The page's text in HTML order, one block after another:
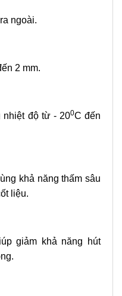
ngoài.
2 mm.
nhiệt độ từ - 200C đến
khả năng thấm sâu
liệu.
giảm khả năng hút